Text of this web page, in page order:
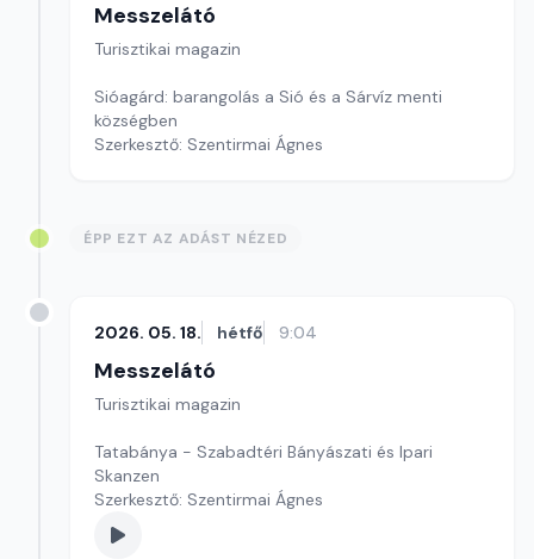
Messzelátó
Turisztikai magazin
Sióagárd: barangolás a Sió és a Sárvíz menti
községben
Szerkesztő: Szentirmai Ágnes
ÉPP EZT AZ ADÁST NÉZED
2026. 05. 18. hétfő 9:04
Messzelátó
Turisztikai magazin
Tatabánya - Szabadtéri Bányászati és Ipari
Skanzen
Szerkesztő: Szentirmai Ágnes